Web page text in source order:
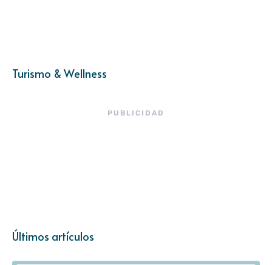
Turismo & Wellness
PUBLICIDAD
Últimos artículos